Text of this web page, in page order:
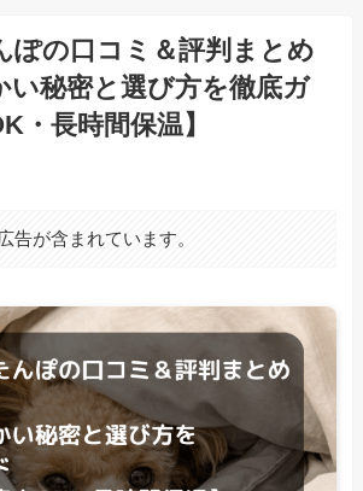
ぽの口コミ＆評判まとめ
い秘密と選び方を徹底ガ
・長時間保温】
告が含まれています。